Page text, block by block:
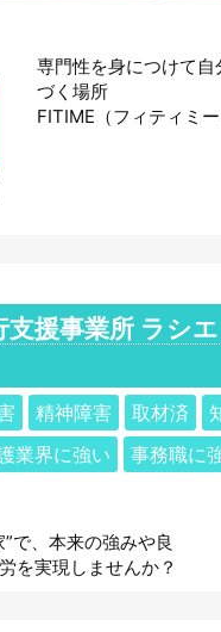
専門性を身につけて
づく場所
FITIME（フィティミ
援事業所 ラシ
精神障害 取材済
業界に強い
事務職に
で、本来の強みや良
を実現しませんか？